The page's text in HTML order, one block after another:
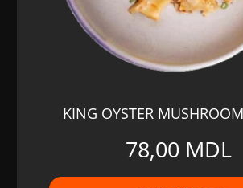
KING OYSTER
78,00 MDL